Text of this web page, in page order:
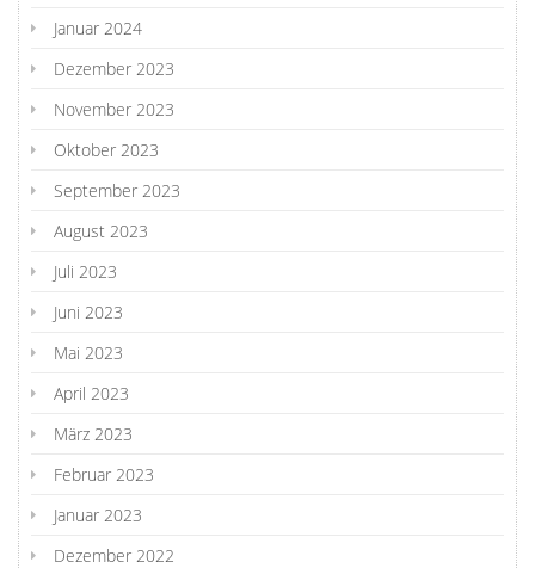
Januar 2024
Dezember 2023
November 2023
Oktober 2023
September 2023
August 2023
Juli 2023
Juni 2023
Mai 2023
April 2023
März 2023
Februar 2023
Januar 2023
Dezember 2022